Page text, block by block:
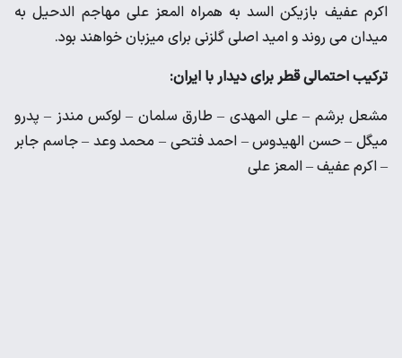
اکرم عفیف بازیکن السد به همراه المعز علی مهاجم الدحیل به
میدان می روند و امید اصلی گلزنی برای میزبان خواهند بود.
ترکیب احتمالی قطر برای دیدار با ایران:
مشعل برشم – علی المهدی – طارق سلمان – لوکس مندز – پدرو
میگل – حسن الهیدوس – احمد فتحی – محمد وعد – جاسم جابر
– اکرم عفیف – المعز علی